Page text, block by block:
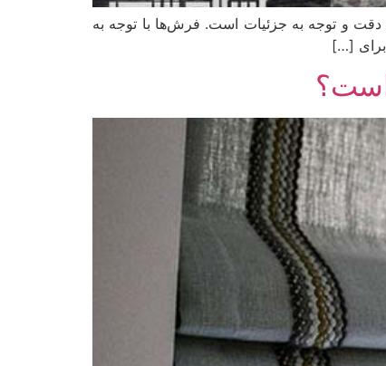
و توجه به جزئیات است. فرش‌ها با توجه به
برای […]
است؟